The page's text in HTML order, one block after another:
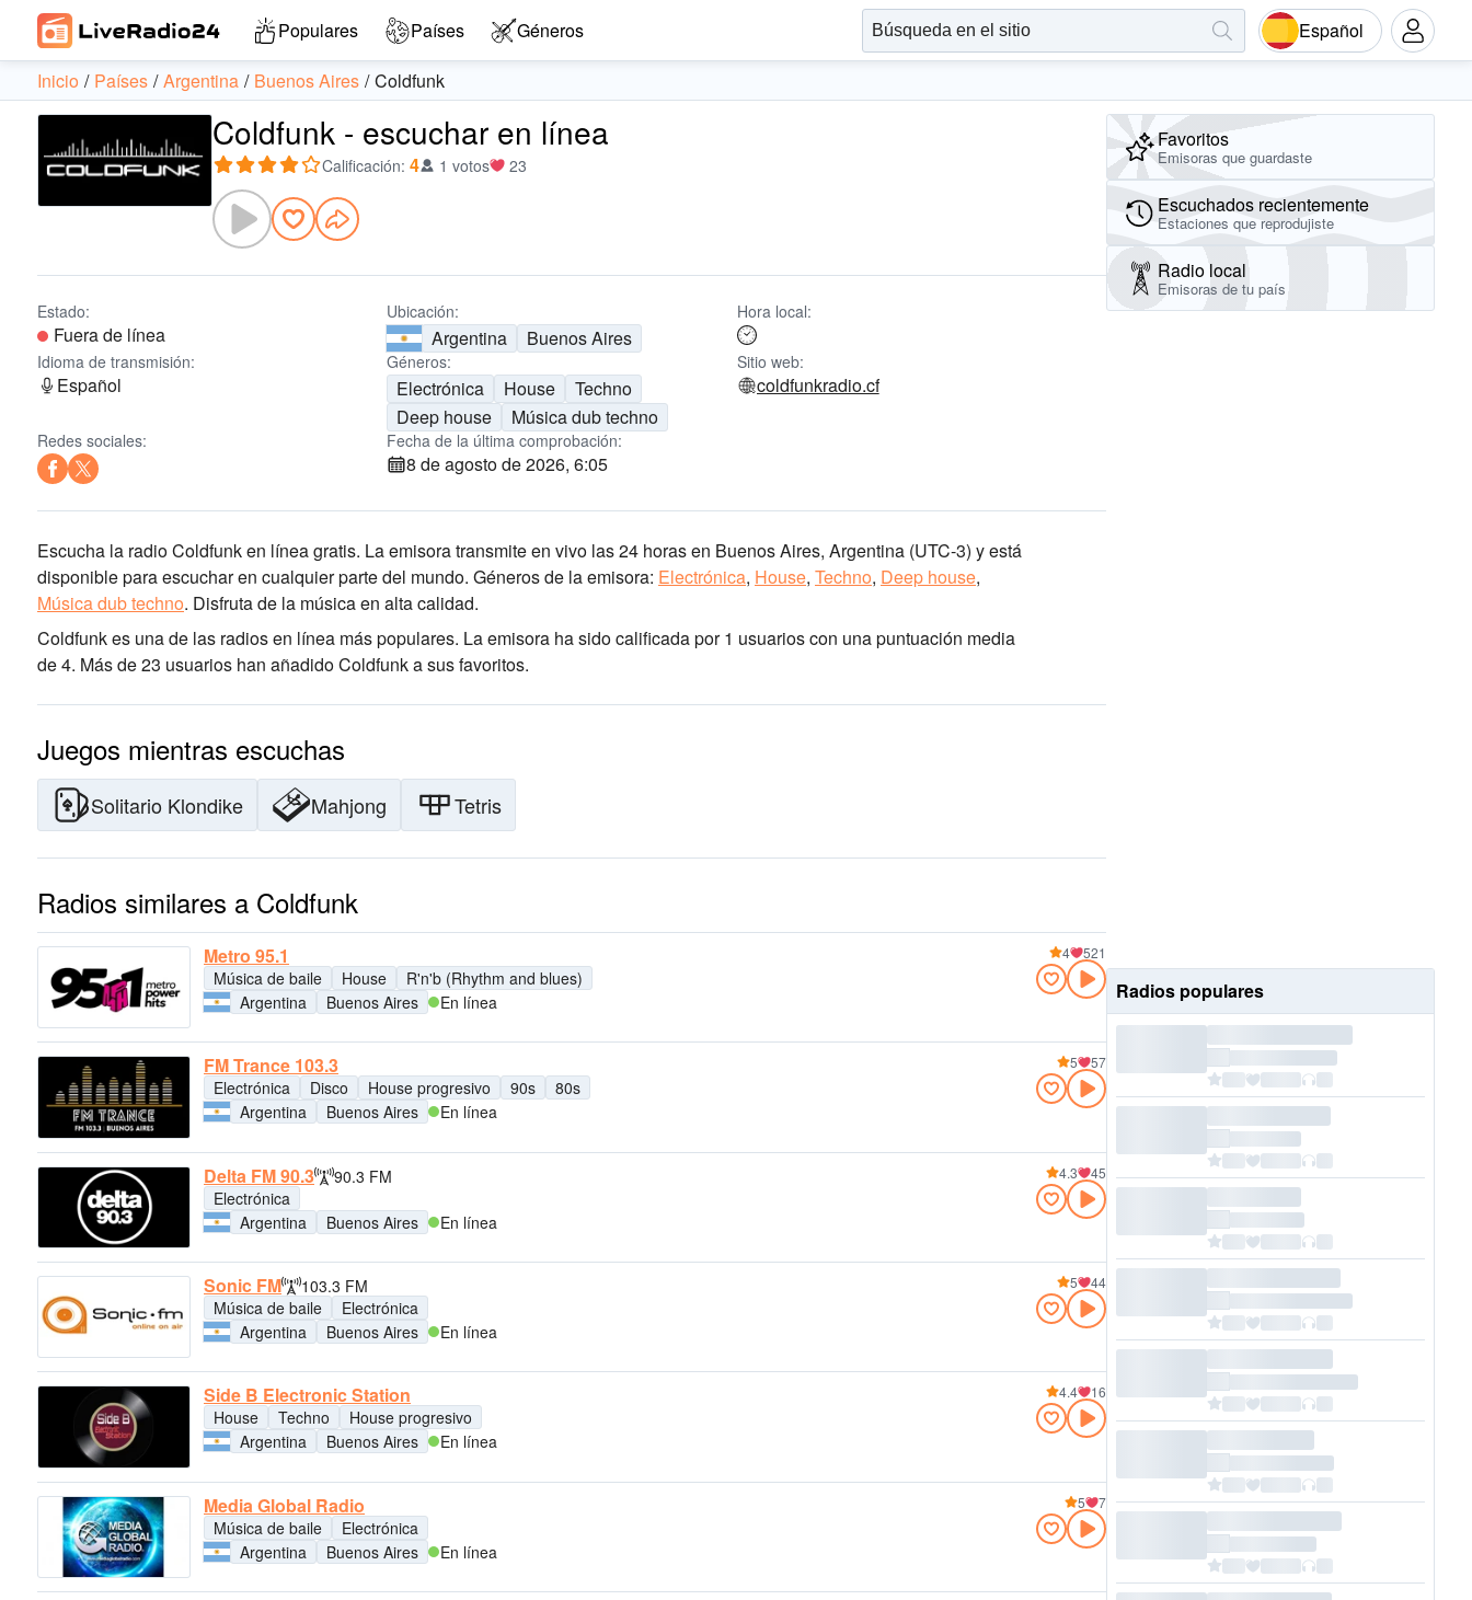
Populares Países Géneros Español
Inicio Países Argentina Buenos Aires Coldfunk
Coldfunk - escuchar en línea
Calificación: 4 1 votos 23
Estado:
Fuera de línea
Ubicación:
Argentina Buenos Aires
Hora local:
Idioma de transmisión:
Español
Géneros:
Electrónica House
Techno
Deep house
Música dub techno
Sitio web:
coldfunkradio.cf
Redes sociales: Fecha de la última comprobación:
8 de agosto de 2026, 6:05
Escucha la radio Coldfunk en línea gratis. La emisora transmite en vivo las 24 horasen Buenos Aires, Argentina (UTC-3) y está
disponible para escuchar en cualquier parte del mundo. Géneros de la emisora: Electrónica, House, Techno, Deep house,
Música dub techno. Disfruta de la músicaen alta calidad.
Coldfunk es una de las radios en línea más populares. La emisora ha sido calificada por 1 usuarios con una puntuación media
de 4. Más de 23 usuarios han añadido Coldfunk a sus favoritos.
Juegos mientras escuchas
Solitario Klondike Mahjong Tetris
Radios similares a Coldfunk
Metro 95.1
Música de baile House
R'n'b (Rhythm and blues)
Argentina
Buenos Aires En línea
4 521
FM Trance 103.3
Electrónica Disco House progresivo 90s
80s
Argentina
Buenos Aires En línea
5 57
Delta FM 90.3
90.3 FM
Electrónica
Argentina
Buenos Aires En línea
4.3 45
Sonic FM
103.3 FM
Música de baile
Electrónica
Argentina
Buenos Aires En línea
5 44
Side B Electronic Station
House Techno
House progresivo
Argentina
Buenos Aires En línea
4.4 16
Media Global Radio
Música de baile
Electrónica
Argentina
Buenos Aires En línea
5 7
Favoritos
Emisoras que guardaste
Escuchados recientemente
Estaciones que reprodujiste
Radio local
Emisoras de tu país
Radios populares